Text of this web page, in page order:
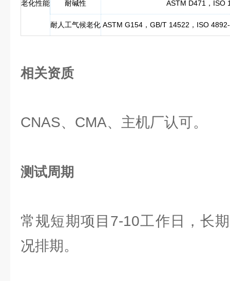
老化性能 耐碱性 ASTM D471，ISO
耐人工气候老化 ASTM G154，GB/T 14522，ISO
相关资质
CNAS、CMA、主机厂认可。
测试周期
常规短期项目7-10工作日，长
况排期。